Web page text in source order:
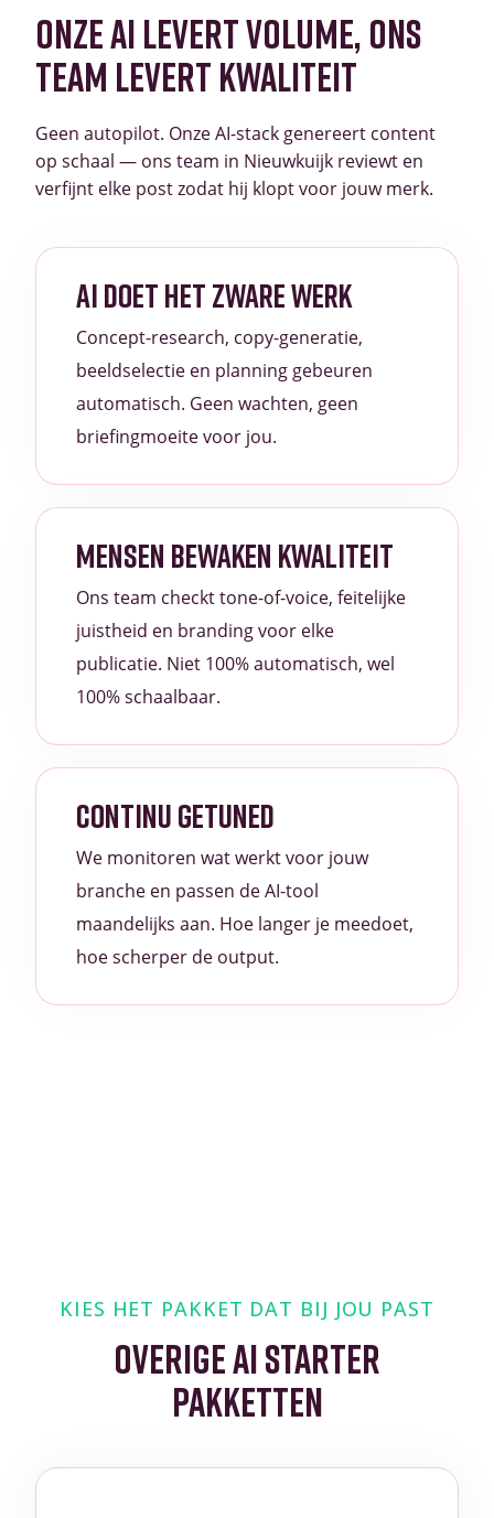
ONZE AI LEVERT VOLUME, ONS
TEAM LEVERT KWALITEIT
Geen autopilot. Onze AI-stack genereert content
op schaal — ons team in Nieuwkuijk reviewt en
verfijnt elke post zodat hij klopt voor jouw merk.
AI DOET HET ZWARE WERK
Concept-research, copy-generatie,
beeldselectie en planning gebeuren
automatisch. Geen wachten, geen
briefingmoeite voor jou.
MENSEN BEWAKEN KWALITEIT
Ons team checkt tone-of-voice, feitelijke
juistheid en branding voor elke
publicatie. Niet 100% automatisch, wel
100% schaalbaar.
CONTINU GETUNED
We monitoren wat werkt voor jouw
branche en passen de AI-tool
maandelijks aan. Hoe langer je meedoet,
hoe scherper de output.
KIES HET PAKKET DAT BIJ JOU PAST
OVERIGE AI STARTER
PAKKETTEN